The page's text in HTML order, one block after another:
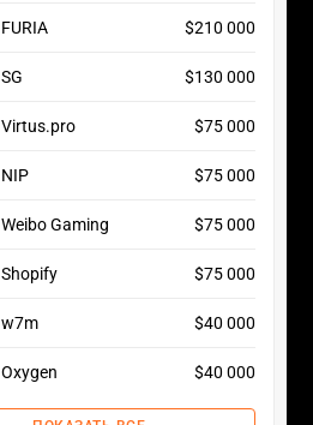
FURIA $210 000
SG $130 000
Virtus.pro $75 000
NIP $75 000
Weibo Gaming $75 000
Shopify $75 000
w7m $40 000
Oxygen $40 000